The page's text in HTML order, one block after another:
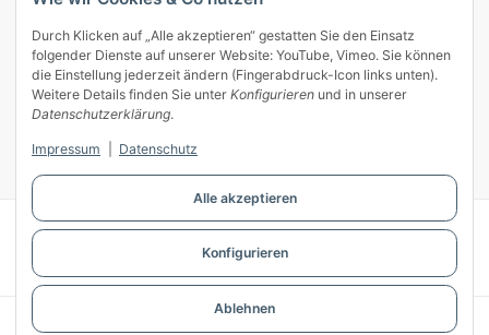
Alle akzeptieren
Konfigurieren
Ablehnen
Durch Klicken auf „Alle akzeptieren“ gestatten Sie den Einsatz
folgender Dienste auf unserer Website: YouTube, Vimeo. Sie können
die Einstellung jederzeit ändern (Fingerabdruck-Icon links unten).
Weitere Details finden Sie unter Konfigurieren und in unserer
Datenschutzerklärung.
Impressum Datenschutz
Vertrag widerrufen
Zahlung & Versand
Mein Kundenkonto
Streitschlichtung
Unsere Herstellermarken
Powered byJTL-Shop